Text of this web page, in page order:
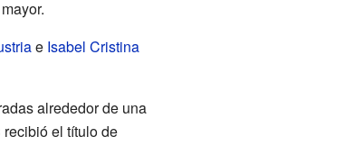
e Isabel Cristina
alrededor de una
el título de